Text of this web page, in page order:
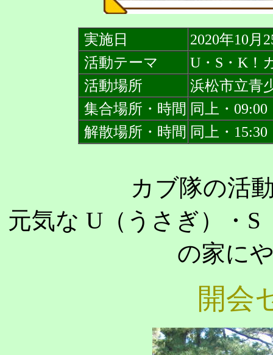
実施日
2020年10月
活動テーマ
U・S・K！
活動場所
浜松市立青
集合場所・時間 同上・09:00
解散場所・時間 同上・15:30
カブ隊の活
元気な U（うさぎ）・
の家に
開会